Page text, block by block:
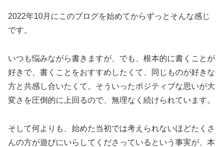
2022年10月にこのブログを始めてからずっとそんな感じ
です。
いつも悩みながら書きますが、でも、根本的に書くことが
好きで、書くことをおすすめしたくて、同じものが好きな
方と共感し合いたくて。そういったポジティブな思いが大
変さを圧倒的に上回るので、無理なく続けられています。
そして何よりも、始めた当初では考えられないほどたくさ
んの方が遊びにいらしてくださっているという事実が、本